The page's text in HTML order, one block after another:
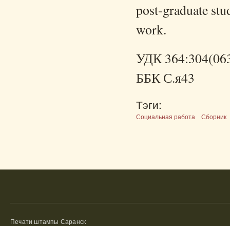
post-graduate
work.
УДК
ББК С.я43
Тэги:
Социальная работа Сборник
Печати штампы Саранск